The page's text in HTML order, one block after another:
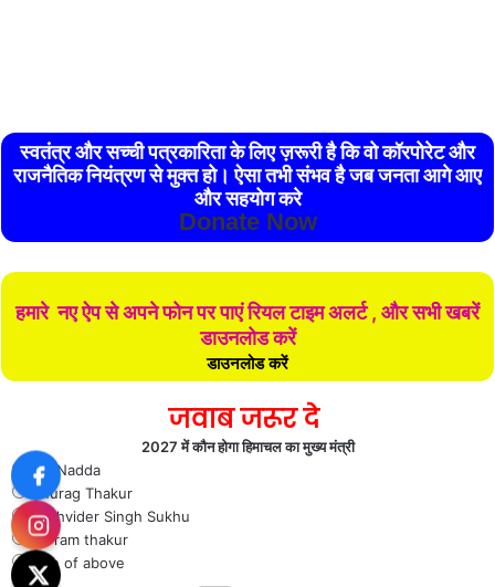
स्वतंत्र और सच्ची पत्रकारिता के लिए ज़रूरी है कि वो कॉरपोरेट और
राजनैतिक नियंत्रण से मुक्त हो। ऐसा तभी संभव है जब जनता आगे आए
और सहयोग करे
Donate Now
हमारे नए ऐप से अपने फोन पर पाएं रियल टाइम अलर्ट , और सभी खबरें
डाउनलोड करें
डाउनलोड करें
जवाब जरूर दे
2027 में कौन होगा हिमाचल का मुख्य मंत्री
J P Nadda
Anurag Thakur
Sukhvider Singh Sukhu
Jai ram thakur
Non of above